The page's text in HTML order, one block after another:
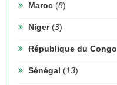
Maroc (8)
Niger (3)
République du Congo
Sénégal (13)